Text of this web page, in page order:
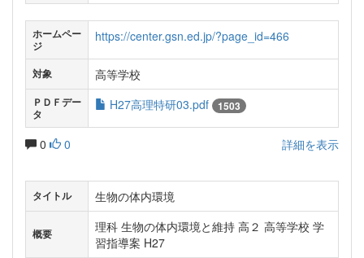
ホームペー
ジ
https://center.gsn.ed.jp/?page_id=466
対象 高等学校
ＰＤＦデー
タ
H27高理特研03.pdf 1503
0 0 詳細を表示
タイトル 生物の体内環境
概要
理科 生物の体内環境と維持 高２ 高等学校 学
習指導案 H27